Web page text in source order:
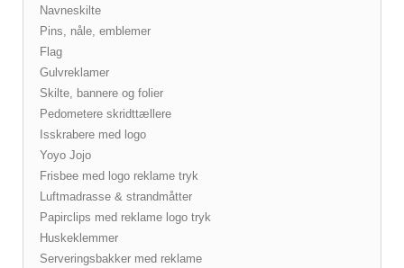
Navneskilte
Pins, nåle, emblemer
Flag
Gulvreklamer
Skilte, bannere og folier
Pedometere skridttællere
Isskrabere med logo
Yoyo Jojo
Frisbee med logo reklame tryk
Luftmadrasse & strandmåtter
Papirclips med reklame logo tryk
Huskeklemmer
Serveringsbakker med reklame